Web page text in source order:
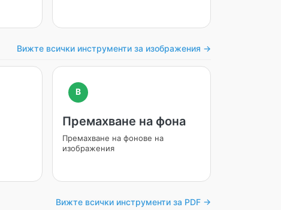
Вижте всички инструменти за изображения →
B
Премахване на фона
Премахване на фонове на
изображения
Вижте всички инструменти за PDF →